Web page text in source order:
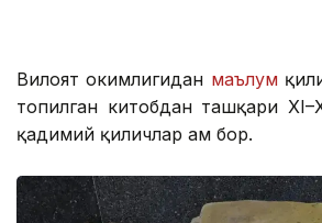
Вилоят ҳокимлигидан маълум
топилган китобдан ташқари
қадимий қиличлар ҳам бор.